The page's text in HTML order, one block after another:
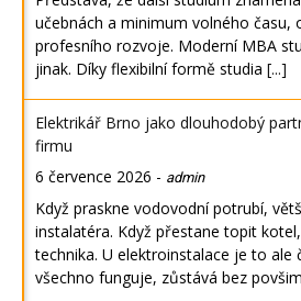
učebnách a minimum volného času,
profesního rozvoje. Moderní MBA
jinak. Díky flexibilní formě studia [...]
Elektrikář Brno jako dlouhodobý
firmu
6 července 2026 - admin
Když praskne vodovodní potrubí,
instalatéra. Když přestane topit
technika. U elektroinstalace je to ale
všechno funguje, zůstává bez